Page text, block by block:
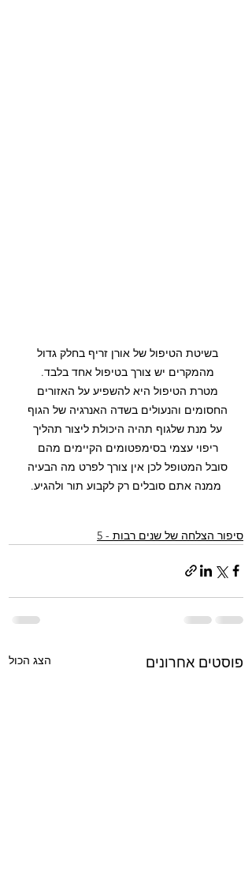
בשיטת הטיפול של אורן זריף בחלק גדול
מהמקרים יש צורך בטיפול אחד בלבד.
מטרת הטיפול היא להשפיע על האזורים
החסומים והנעולים בשדה האנרגיה של הגוף
על מנת שלגוף תהיה היכולת ליצור תהליך
ריפוי עצמי בסימפטומים הקיימים מהם
סובל המטופל לכן אין צורך לפרט מה הבעיה
ממנה אתם סובלים רק לקבוע תור ולהגיע.
סיפור הצלחה של שנים רבות - 5
פוסטים אחרונים הצג הכול